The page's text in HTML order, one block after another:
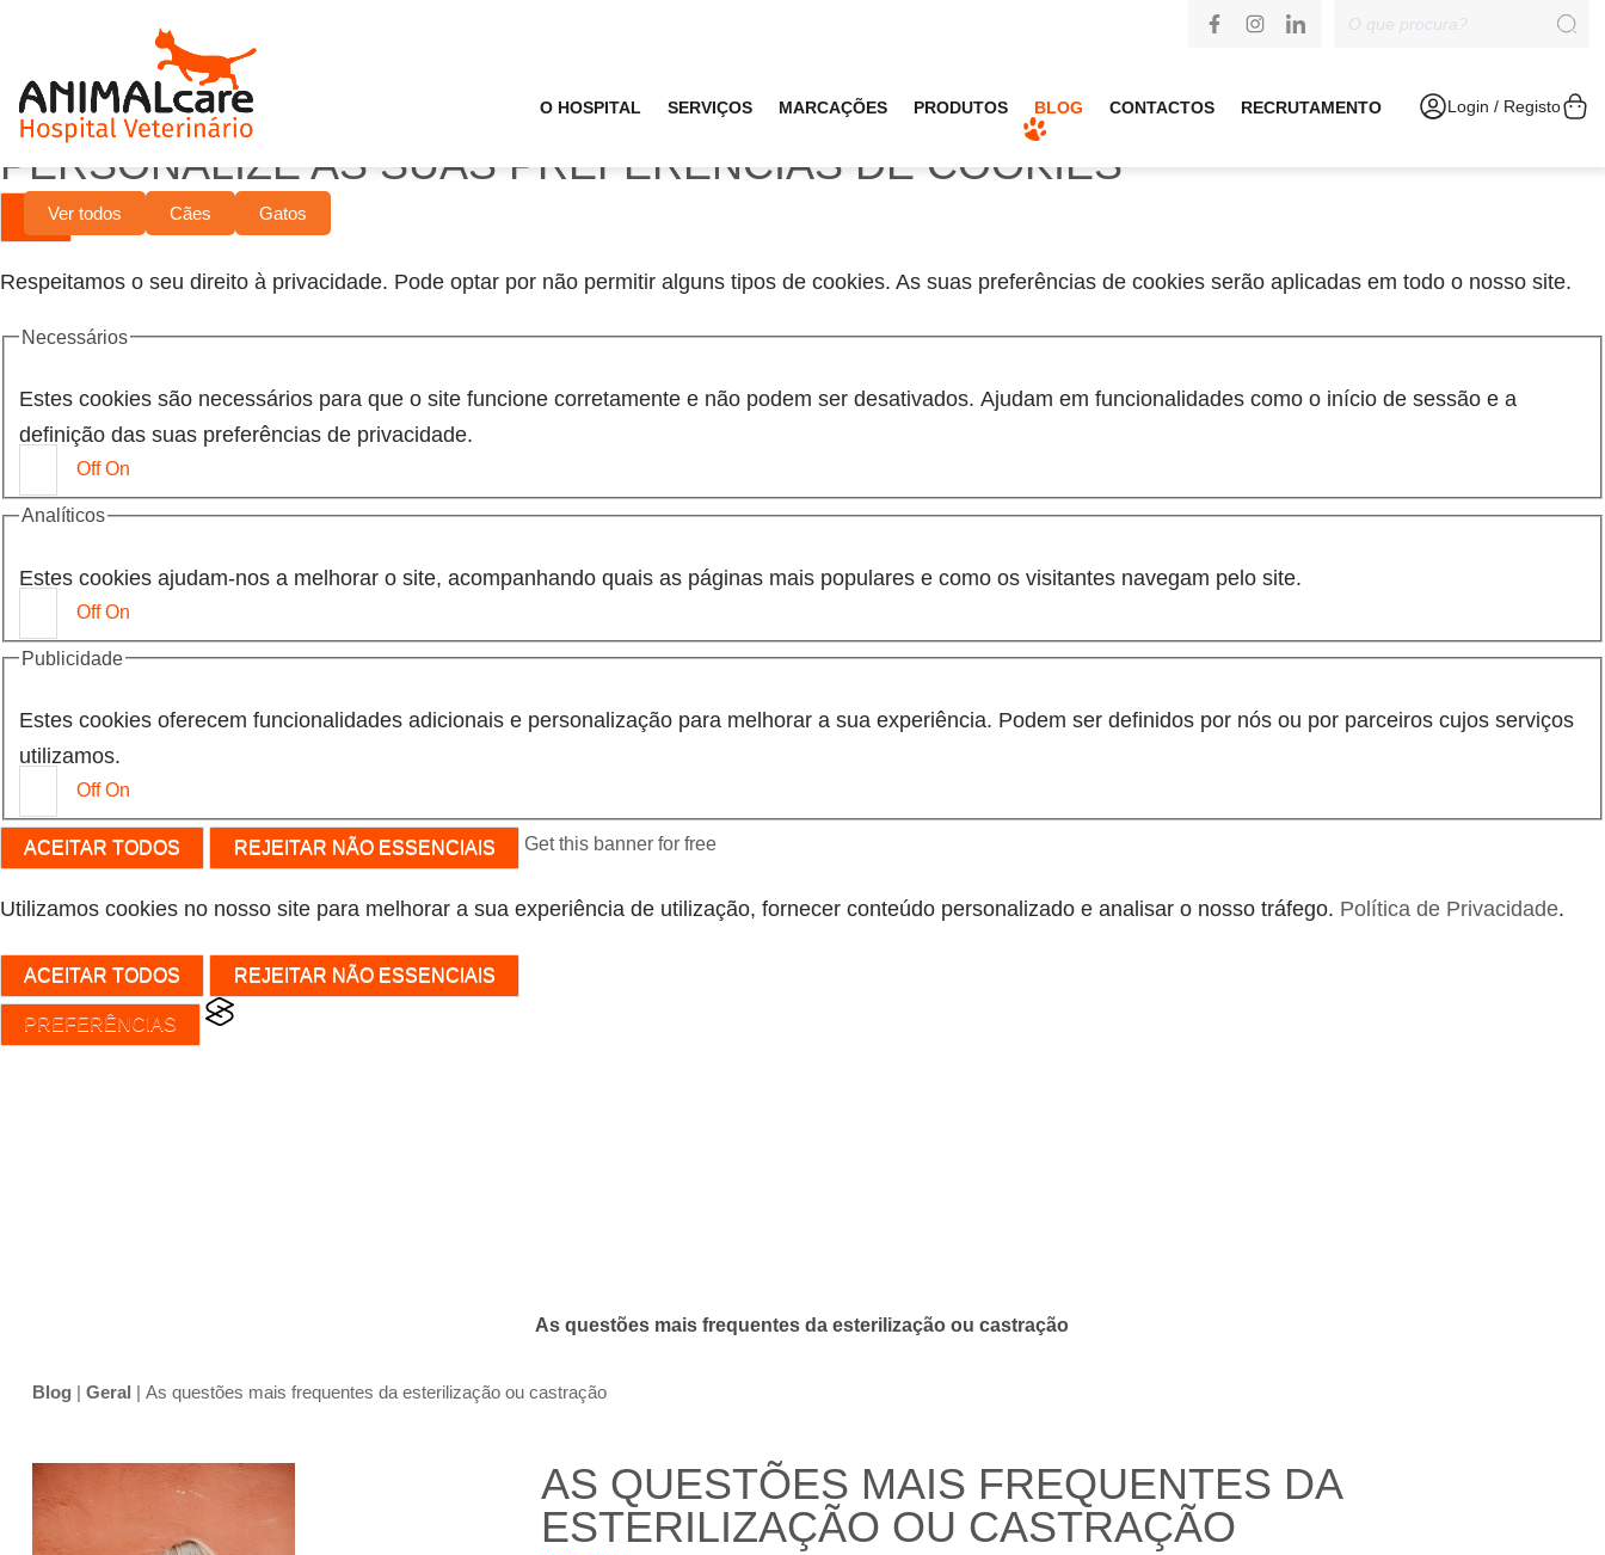
PERSONALIZE AS SUAS PREFERÊNCIAS DE COOKIES
Respeitamos o seu direito à privacidade. Pode optar por não permitir alguns tipos de cookies. As suas preferências de cookies serão aplicadas em todo o nosso site.
Necessários
Estes cookies são necessários para que o site funcione corretamente e não podem ser desativados. Ajudam em funcionalidades como o início de sessão e a
definição das suas preferências de privacidade.
Off On
Analíticos
Estes cookies ajudam-nos a melhorar o site, acompanhando quais as páginas mais populares e como os visitantes navegam pelo site.
Off On
Publicidade
Estes cookies oferecem funcionalidades adicionais e personalização para melhorar a sua experiência. Podem ser definidos por nós ou por parceiros cujos serviços
utilizamos.
Off On
ACEITAR TODOS REJEITAR NÃO ESSENCIAIS Get this banner for free
Utilizamos cookies no nosso site para melhorar a sua experiência de utilização, fornecer conteúdo personalizado e analisar o nosso tráfego. Política de Privacidade.
ACEITAR TODOS REJEITAR NÃO ESSENCIAIS
PREFERÊNCIAS
O HOSPITAL SERVIÇOS MARCAÇÕES PRODUTOS BLOG CONTACTOS RECRUTAMENTO Login / Registo
Ver todos Cães Gatos
As questões mais frequentes da esterilização ou castração
Blog | Geral | As questões mais frequentes da esterilização ou castração
AS QUESTÕES MAIS FREQUENTES DA
ESTERILIZAÇÃO OU CASTRAÇÃO